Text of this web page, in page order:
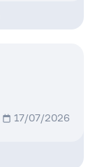
17/07/2026